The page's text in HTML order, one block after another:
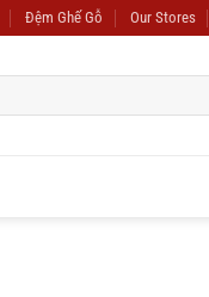
Đệm Ghế Gỗ Our Stores